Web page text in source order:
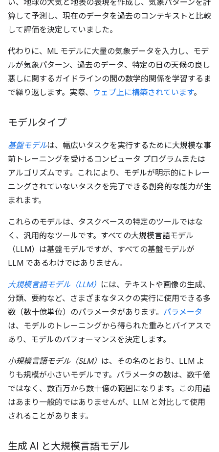
い、地球の大気と地表の表現を作成し、気象パターンを計
算して予測し、現在のデータを過去のコンテキストと比較
して評価を決定していました。
代わりに、ML モデルに大量の気象データを入力し、モデ
ルが気象パターン、過去のデータ、特定の日の天候の良し
悪しに関するガイドラインの間の数学的関係を学習するま
で繰り返します。実際、 ウェブ上に構築されています。
モデルタイプ
基盤モデルは、幅広いタスクを実行するために大規模な事
前トレーニングを受けるコンピュータ プログラムまたは
アルゴリズムです。これにより、モデルが明示的にトレー
ニングされていないタスクを完了できる創発的な能力が生
まれます。
これらのモデルは、タスクベースの特定のツールではな
く、汎用的なツールです。すべての大規模言語モデル
（LLM）は基盤モデルですが、すべての基盤モデルが
LLM であるわけではありません。
大規模言語モデル（LLM） には、テキストや画像の生成、
分類、要約など、さまざまなタスクの実行に使用できる多
数（数十億単位）のパラメータがあります。 パラメータ
は、モデルのトレーニングから得られた重みとバイアスで
あり、モデルのパフォーマンスを決定します。
小規模言語モデル（SLM） は、その名のとおり、LLM よ
りも規模が小さいモデルです。パラメータの数は、数千億
ではなく、数百万から数十億の範囲になります。この用語
はあまり一般的ではありませんが、LLM と対比して使用
されることがあります。
生成 AI と大規模言語モデル